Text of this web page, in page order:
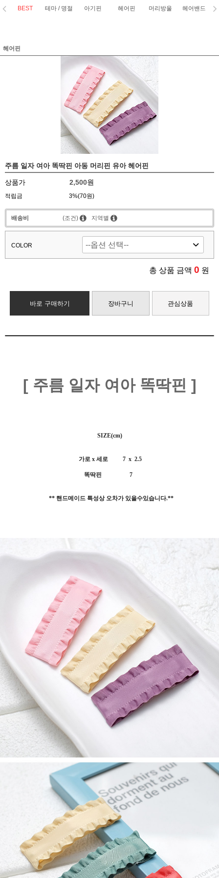
BEST 테마 / 명절 아기핀 헤어핀 머리방울 헤어밴드
헤어핀
주름 일자 여아 똑딱핀 아동 머리핀 유아 헤어핀
상품가 2,500원
적립금 3%(70원)
배송비 (조건) 지역별
COLOR
총 상품 금액 0 원
바로 구매하기 장바구니 관심상품
[ 주름 일자 여아 똑딱핀 ]
SIZE(cm)
가로 x 세로 7 x 2.5
똑딱핀 7
** 핸드메이드 특성상 오차가 있을수있습니다.**